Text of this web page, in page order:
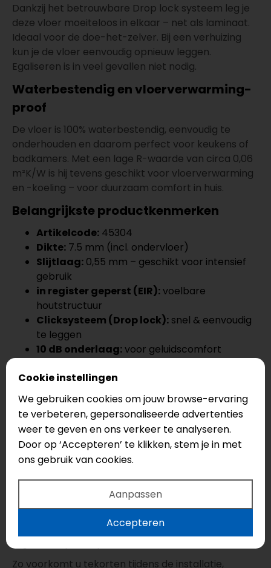
Dankzij het betrouwbare Drop lock systeem leg je
deze vloer moeiteloos in elkaar – net als laminaat.
Ideaal voor de doe-het-zelver. Bij een verhuizing
kun je de vloer eenvoudig opnieuw leggen.
Egaliseren is in veel gevallen niet nodig.
Waterbestendig en vloerverwarming-
proof
De vloer is 100% waterbestendig, eenvoudig te
onderhouden en daarom perfect voor keukens of
badkamers. Met een lage R-waarde van circa 0,06
m²K/W is hij tevens geschikt voor vloerverwarming
en -koeling – voor duurzaam comfort in huis.
Belangrijkste productkenmerken
Artikelcode: 45304
Dikte: 7.5 mm (incl. ondervloer)
Slijtlaag: 0,55 mm – geschikt voor intensief
gebruik
in register geperst (EIR):voelbare
houtstructuur
Clicksysteem (Drop lock): snel & eenvoudig
te leggen
10 dB onderlaag:voor geluidscomfort
vochtige ruimtes
Vloerverwarming geschikt:
0,039 m²K/W
Gratis snijverlies:7 % vanaf 35 m²
Gotham Oak Honey Click 45304 kopen
met gratis snijverlies
Bij ons betaalt u alleen voor denetto
7 % extra snijverlies gratis
Zo voorkomt u tekorten tijdens de installatie,
Cookie instellingen
We gebruiken cookies om jouw browse-ervaring
te verbeteren, gepersonaliseerde advertenties
weer te geven en ons verkeer te analyseren.
Door op ‘Accepteren’ te klikken, stem je in met
ons gebruik van cookies.
Aanpassen
Accepteren